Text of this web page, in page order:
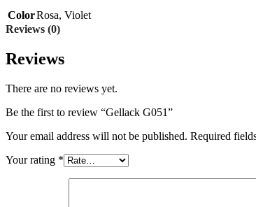
ColorRosa, Violet
Reviews (0)
Reviews
There are no reviews yet.
Be the first to review “Gellack G051”
Your email address will not be published. Required
Your rating *